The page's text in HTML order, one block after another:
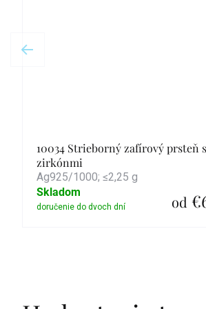
10034 Strieborný zafírový prsteň
zirkónmi
Ag925/1000; ≤2,25 g
od
Skladom